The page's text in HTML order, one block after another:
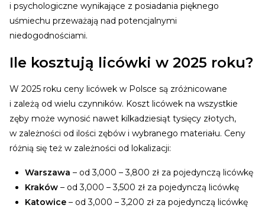
i psychologiczne wynikające z posiadania pięknego
uśmiechu przeważają nad potencjalnymi
niedogodnościami.
Ile kosztują licówki w 2025 roku?
W 2025 roku ceny licówek w Polsce są zróżnicowane
i zależą od wielu czynników. Koszt licówek na wszystkie
zęby może wynosić nawet kilkadziesiąt tysięcy złotych,
w zależności od ilości zębów i wybranego materiału. Ceny
różnią się też w zależności od lokalizacji:
Warszawa – od 3,000 – 3,800 zł za pojedynczą licówkę
Kraków – od 3,000 – 3,500 zł za pojedynczą licówkę
Katowice – od 3,000 – 3,200 zł za pojedynczą licówkę